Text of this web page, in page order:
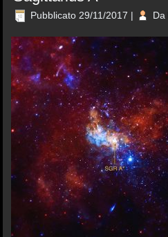
Pubblicato 29/11/2017 | Da